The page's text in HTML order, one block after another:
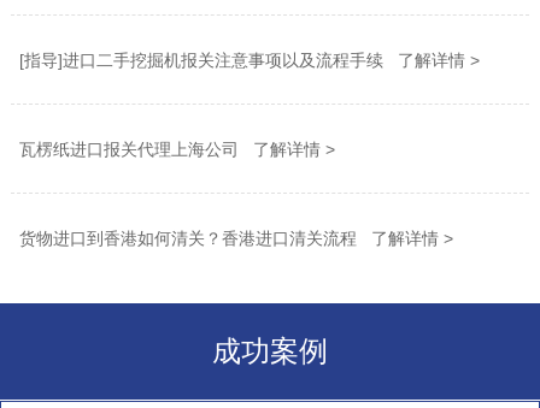
[指导]进口二手挖掘机报关注意事项以及流程手续 了解详情 >
瓦楞纸进口报关代理上海公司 了解详情 >
货物进口到香港如何清关？香港进口清关流程 了解详情 >
成功案例